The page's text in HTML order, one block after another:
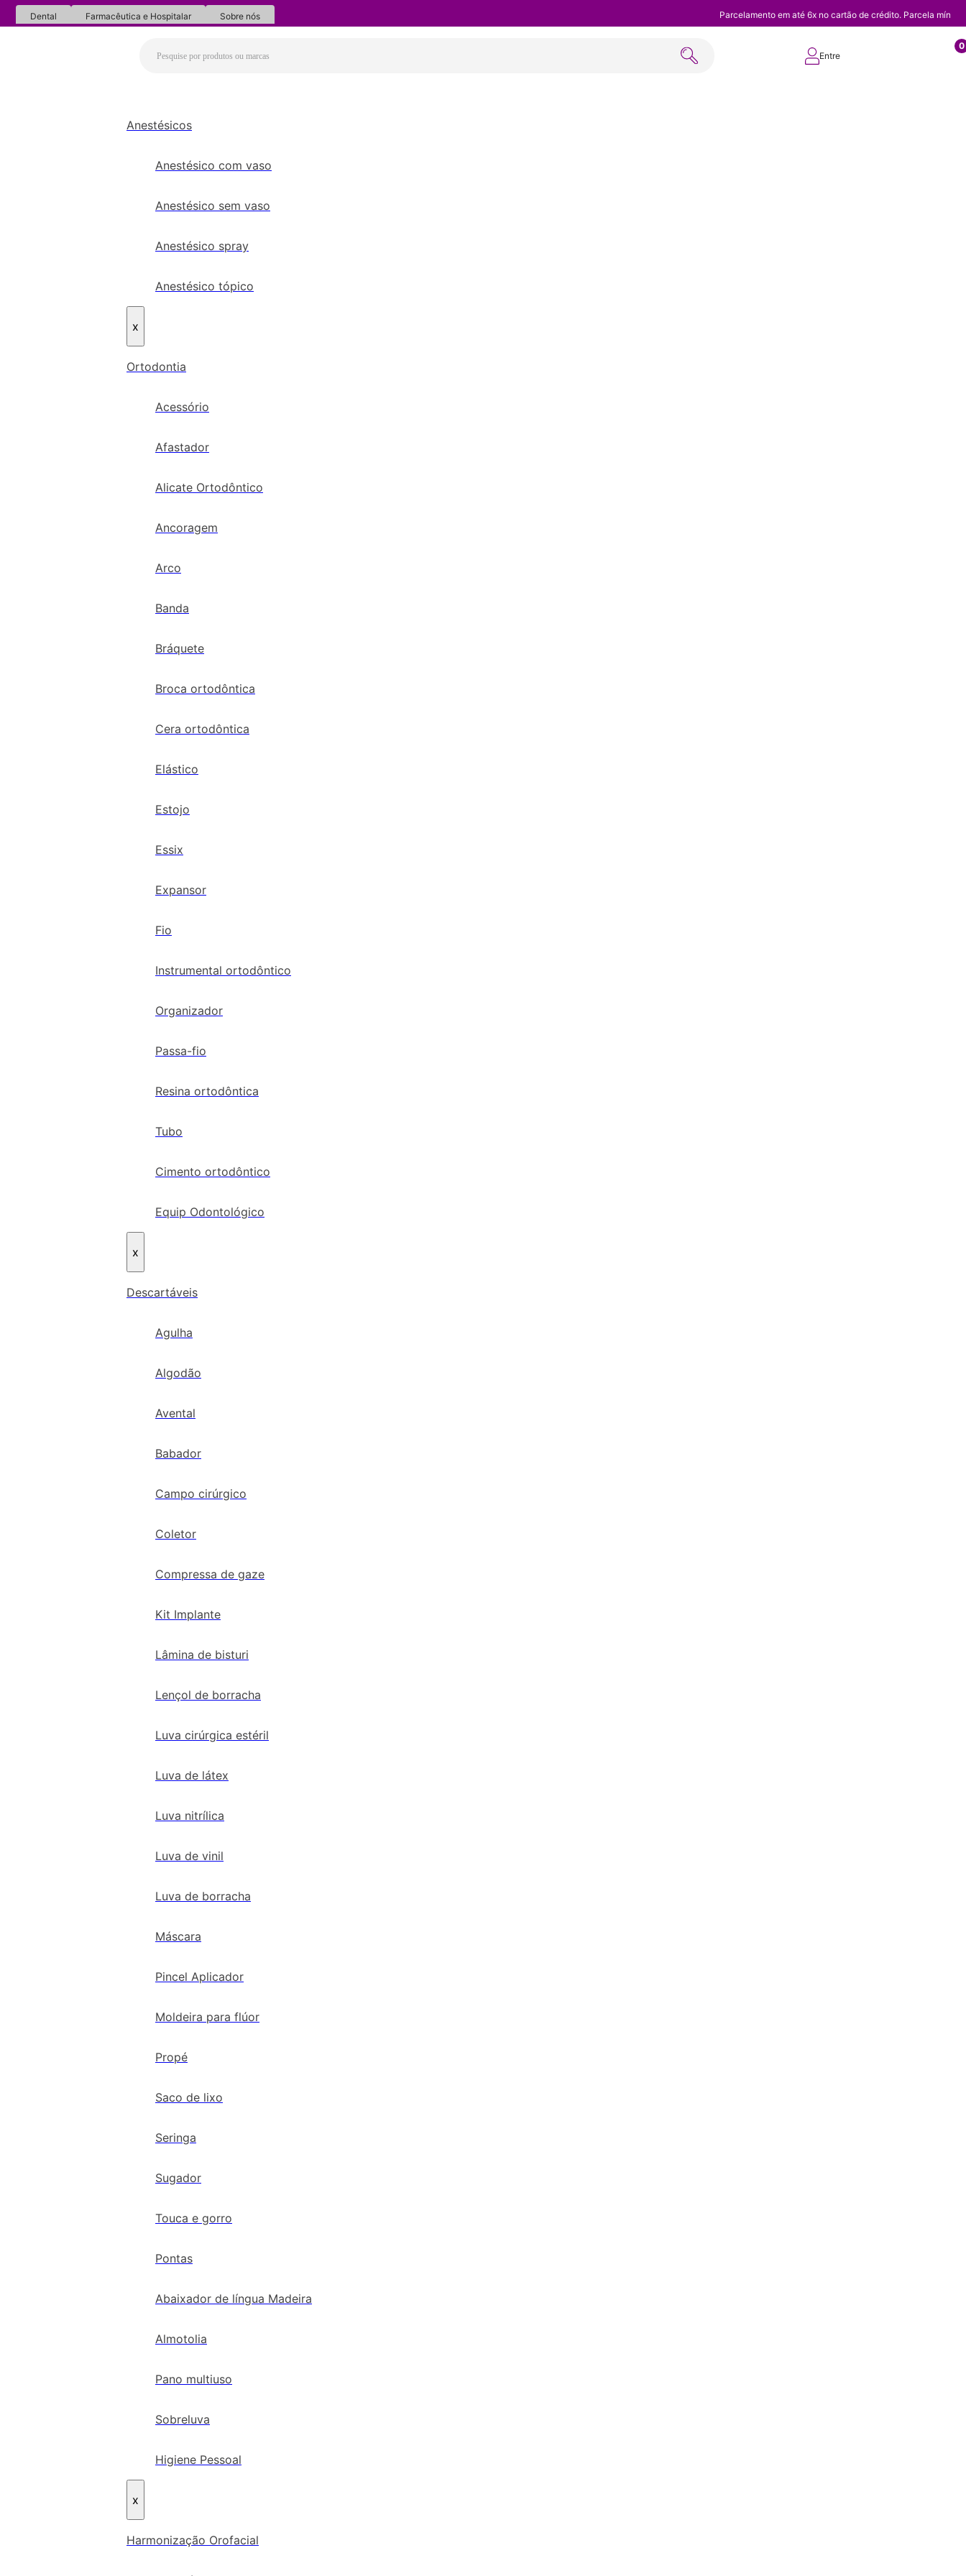
Dental Farmacêutica e Hospitalar Sobre nós Parcelamento em até 6x no cartão de crédito. Parcela
Entre
0
Anestésicos
Anestésico com vaso
Anestésico sem vaso
Anestésico spray
Anestésico tópico
x
Ortodontia
Acessório
Afastador
Alicate Ortodôntico
Ancoragem
Arco
Banda
Bráquete
Broca ortodôntica
Cera ortodôntica
Elástico
Estojo
Essix
Expansor
Fio
Instrumental ortodôntico
Organizador
Passa-fio
Resina ortodôntica
Tubo
Cimento ortodôntico
Equip Odontológico
x
Descartáveis
Agulha
Algodão
Avental
Babador
Campo cirúrgico
Coletor
Compressa de gaze
Kit Implante
Lâmina de bisturi
Lençol de borracha
Luva cirúrgica estéril
Luva de látex
Luva nitrílica
Luva de vinil
Luva de borracha
Máscara
Pincel Aplicador
Moldeira para flúor
Propé
Saco de lixo
Seringa
Sugador
Touca e gorro
Pontas
Abaixador de língua Madeira
Almotolia
Pano multiuso
Sobreluva
Higiene Pessoal
x
Harmonização Orofacial